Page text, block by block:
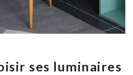
ses luminaires